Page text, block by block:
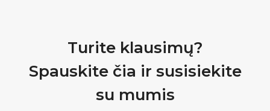
Turite klausimų?
Spauskite čia ir susisiekite
su mumis